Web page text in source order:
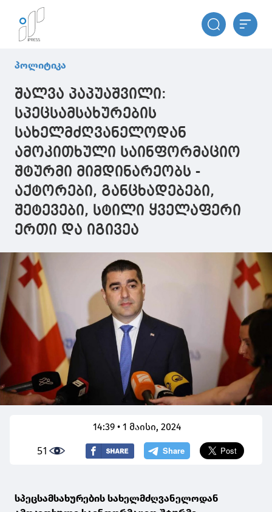
პოლიტიკა
შალვა პაპუაშვილი:
სპეცსამსახურების
სახელმძღვანელოდან
ამოკითხული საინფორმაციო
შტურმი მიმდინარეობს -
აქტორები, განცხადებები,
შეტევები, სტილი ყველაფერი
ერთი და იგივეა
14:39 • 1 მაისი, 2024
51
სპეცსამსახურების სახელმძღვანელოდან